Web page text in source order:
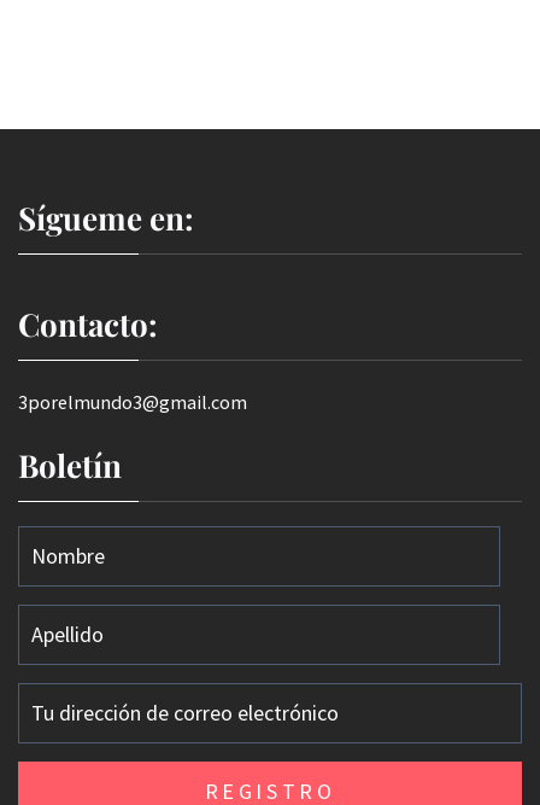
Sígueme en:
Contacto:
3porelmundo3@gmail.com
Boletín